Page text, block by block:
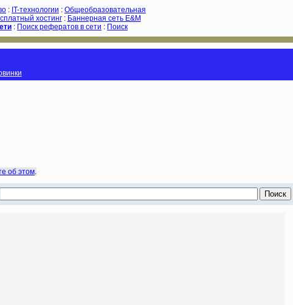
: IT-технологии : Общеобразовательная
хостинг: Баннерная сеть E&M
: Поиск рефератов в сети : Поиск
об этом.